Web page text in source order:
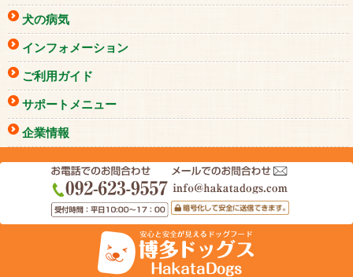
犬の病気
インフォメーション
ご利用ガイド
サポートメニュー
企業情報
モバイル PC